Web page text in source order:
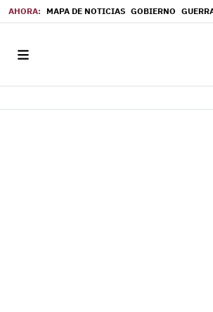
MAPA DE NOTICIAS GOBIERNO